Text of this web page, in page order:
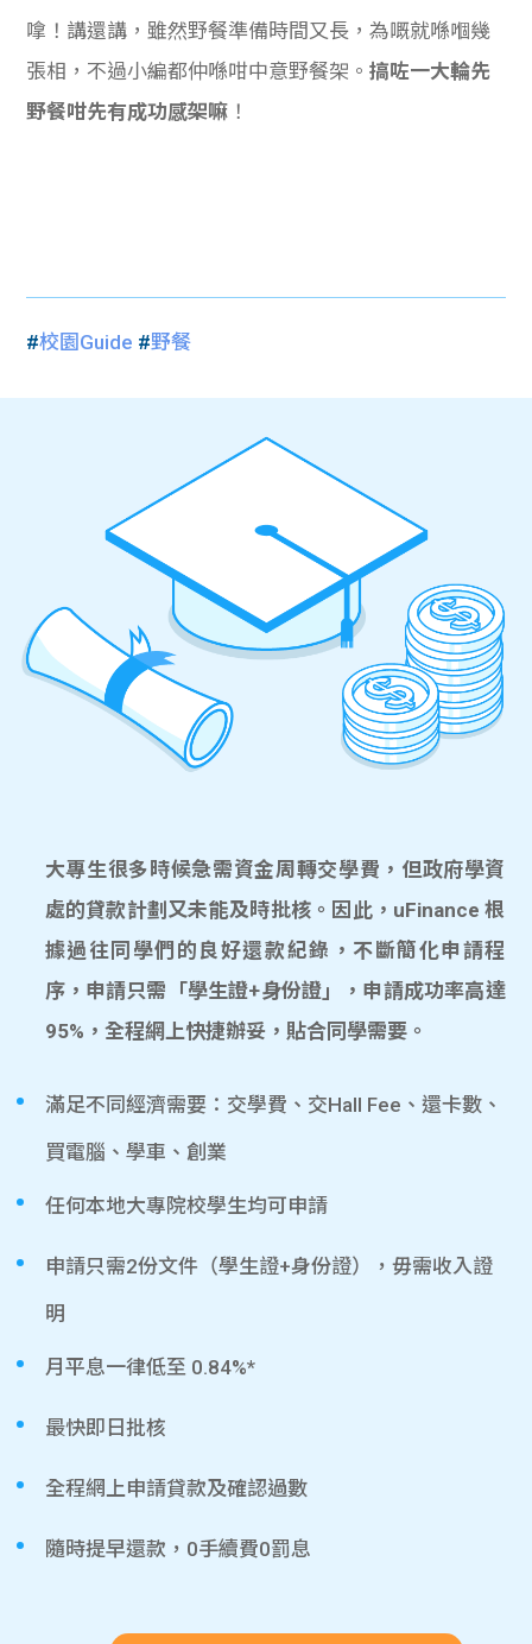
嗱！講還講，雖然野餐準備時間又長，為嘅就喺嗰幾
張相，不過小編都仲喺咁中意野餐架。搞咗一大輪先
野餐咁先有成功感架嘛 ！
#校園Guide #野餐
大專生很多時候急需資金周轉交學費，但政府學資
處的貸款計劃又未能及時批核。因此，uFinance 根
據過往同學們的良好還款紀錄，不斷簡化申請程
序，申請只需「學生證+身份證」，申請成功率高達
95%，全程網上快捷辦妥，貼合同學需要。
滿足不同經濟需要：交學費、交Hall Fee、還卡數、
買電腦、學車、創業
任何本地大專院校學生均可申請
申請只需2份文件（學生證+身份證），毋需收入證
明
月平息一律低至 0.84%*
最快即日批核
全程網上申請貸款及確認過數
隨時提早還款，0手續費0罰息